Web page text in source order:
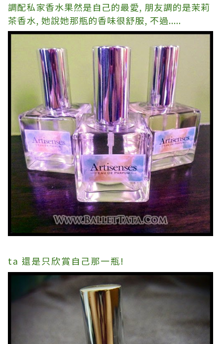
調配私家香水果然是自己的最愛, 朋友調的是茉莉
茶香水, 她說她那瓶的香味很舒服, 不過.....
ta 還是只欣賞自己那一瓶!